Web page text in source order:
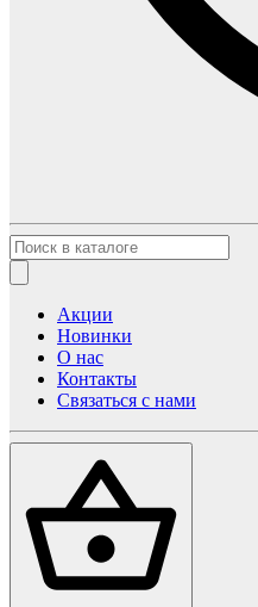
Акции
Новинки
О нас
Контакты
Связаться с нами